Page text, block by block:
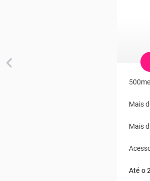
Mais
Mais
Até o